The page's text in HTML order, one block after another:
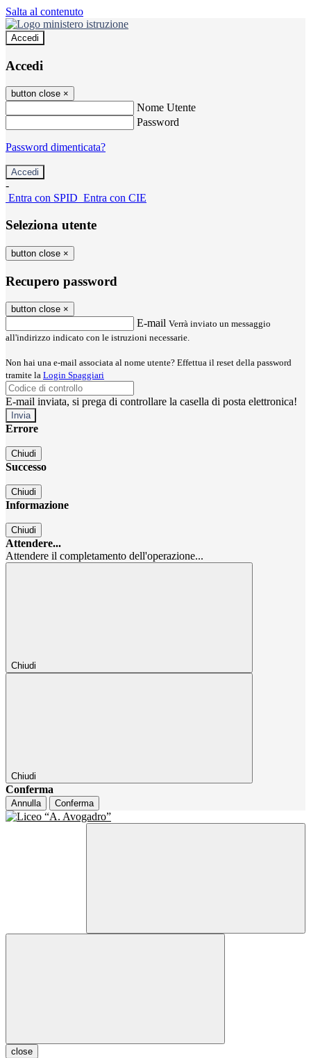
Salta al contenuto
Accedi
Accedi
button close ×
Nome Utente
Password
Password dimenticata?
-
Entra con SPID Entra con CIE
Seleziona utente
button close ×
Recupero password
button close ×
E-mail Verrà inviato un messaggio
all'indirizzo indicato con le istruzioni necessarie.
Non hai una e-mail associata al nome utente? Effettua il reset della password
tramite la Login Spaggiari
E-mail inviata, si prega di controllare la casella di posta elettronica!
Errore
Chiudi
Successo
Chiudi
Informazione
Chiudi
Attendere...
Attendere il completamento dell'operazione...
Chiudi
Chiudi
Conferma
Annulla Conferma
close